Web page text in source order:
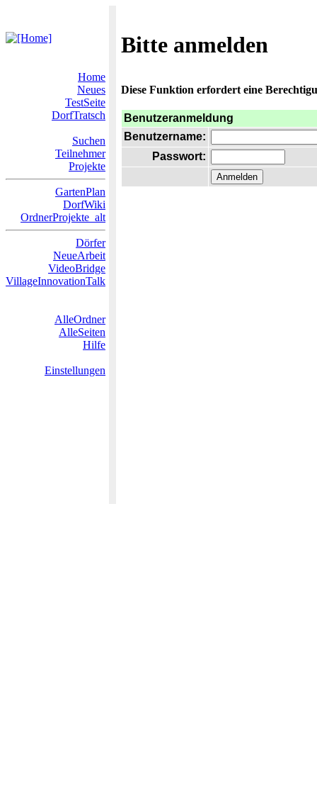
Bitte anmelden
Home
Neues
TestSeite
DorfTratsch
Suchen
Teilnehmer
Projekte
GartenPlan
DorfWiki
OrdnerProjekte_alt
Dörfer
NeueArbeit
VideoBridge
VillageInnovationTalk
AlleOrdner
AlleSeiten
Hilfe
Einstellungen
Diese Funktion erfordert eine
Benutzeranmeldung
Benutzername:
Passwort: